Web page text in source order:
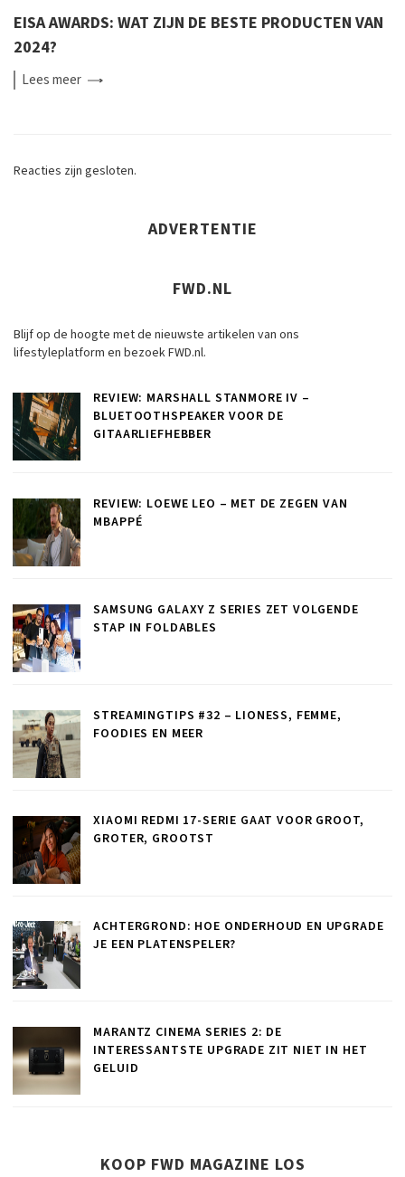
EISA AWARDS: WAT ZIJN DE BESTE PRODUCTEN VAN
2024?
Leesmeer
Reacties zijn gesloten.
ADVERTENTIE
FWD.NL
Blijf op de hoogte met de nieuwste artikelen van ons
lifestyleplatform en bezoek FWD.nl.
REVIEW: MARSHALL STANMORE IV –
BLUETOOTHSPEAKER VOOR DE
GITAARLIEFHEBBER
REVIEW: LOEWE LEO – MET DE ZEGEN VAN
MBAPPÉ
SAMSUNG GALAXY Z SERIES ZET VOLGENDE
STAP IN FOLDABLES
STREAMINGTIPS #32 – LIONESS, FEMME,
FOODIES EN MEER
XIAOMI REDMI 17-SERIE GAAT VOOR GROOT,
GROTER, GROOTST
ACHTERGROND: HOE ONDERHOUD EN UPGRADE
JE EEN PLATENSPELER?
MARANTZ CINEMA SERIES 2: DE
INTERESSANTSTE UPGRADE ZIT NIET IN HET
GELUID
KOOP FWD MAGAZINE LOS